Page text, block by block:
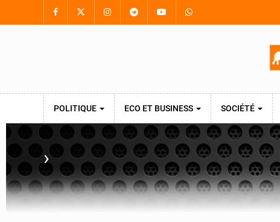
POLITIQUE ECO ET BUSINESS SOCIÉTÉ
›